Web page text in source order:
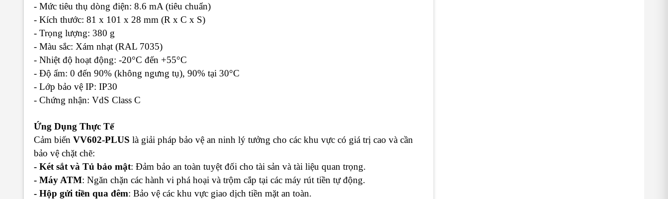
- Mức tiêu thụ dòng điện: 8.6 mA (tiêu chuẩn)
- Kích thước: 81 x 101 x 28 mm (R x C x S)
- Trọng lượng: 380 g
- Màu sắc: Xám nhạt (RAL 7035)
- Nhiệt độ hoạt động: -20°C đến +55°C
- Độ ẩm: 0 đến 90% (không ngưng tụ), 90% tại 30°C
- Lớp bảo vệ IP: IP30
- Chứng nhận: VdS Class C
Ứng Dụng Thực Tế
Cảm biến VV602-PLUS là giải pháp bảo vệ an ninh lý tưởng cho các khu vực có giá trị cao và cần
bảo vệ chặt chẽ:
- Két sắt và Tủ bảo mật: Đảm bảo an toàn tuyệt đối cho tài sản và tài liệu quan trọng.
- Máy ATM: Ngăn chặn các hành vi phá hoại và trộm cắp tại các máy rút tiền tự động.
- Hộp gửi tiền qua đêm: Bảo vệ các khu vực giao dịch tiền mặt an toàn.